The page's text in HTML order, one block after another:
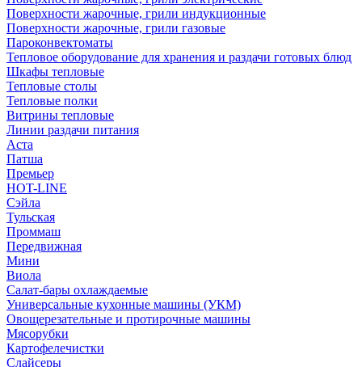
Поверхности жарочные, грили индукционные
Поверхности жарочные, грили газовые
Пароконвектоматы
Тепловое оборудование для хранения и раздачи готовых блюд
Шкафы тепловые
Тепловые столы
Тепловые полки
Витрины тепловые
Линии раздачи питания
Аста
Патша
Премьер
HOT-LINE
Сэйла
Тульская
Проммаш
Передвижная
Мини
Виола
Салат-бары охлаждаемые
Универсальные кухонные машины (УКМ)
Овощерезательные и протирочные машины
Мясорубки
Картофелечистки
Слайсеры